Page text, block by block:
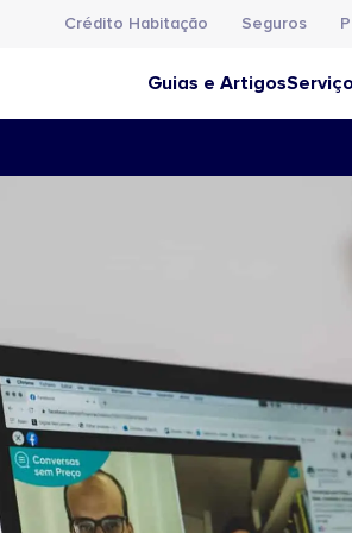
Crédito Habitação Seguros
Guias e Artigos